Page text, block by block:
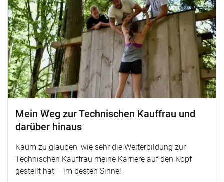
Mein Weg zur Technischen Kauffrau und
darüber hinaus
Kaum zu glauben, wie sehr die Weiterbildung zur
Technischen Kauffrau meine Karriere auf den Kopf
gestellt hat – im besten Sinne!